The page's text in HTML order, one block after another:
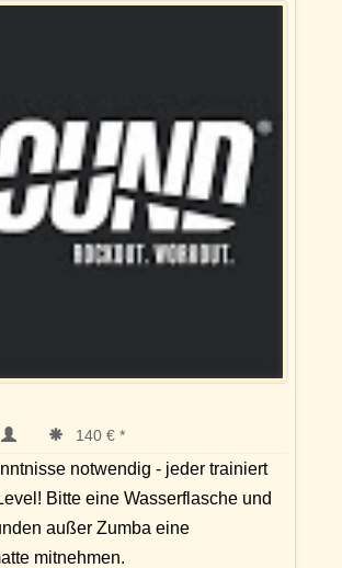
140 € *
notwendig - jeder trainiert
Bitte eine Wasserflasche und
außer Zumba eine
mitnehmen.